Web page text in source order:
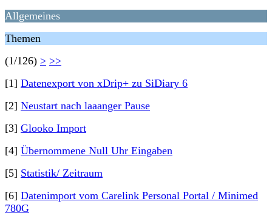
Allgemeines
Themen
(1/126) > >>
[1] Datenexport von xDrip+ zu SiDiary 6
[2] Neustart nach laaanger Pause
[3] Glooko Import
[4] Übernommene Null Uhr Eingaben
[5] Statistik/ Zeitraum
[6] Datenimport vom Carelink Personal Portal / Minimed
780G